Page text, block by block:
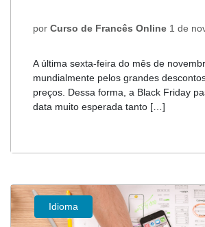
por Curso de Francês Online 1 de
A última sexta-feira do mês de
mundialmente pelos grandes
preços. Dessa forma, a Black Friday
data muito esperada tanto […]
Idioma